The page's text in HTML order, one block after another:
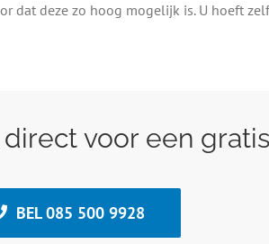
deze zo hoog mogelijk is. U hoeft
voor een
BEL 085 500 9928